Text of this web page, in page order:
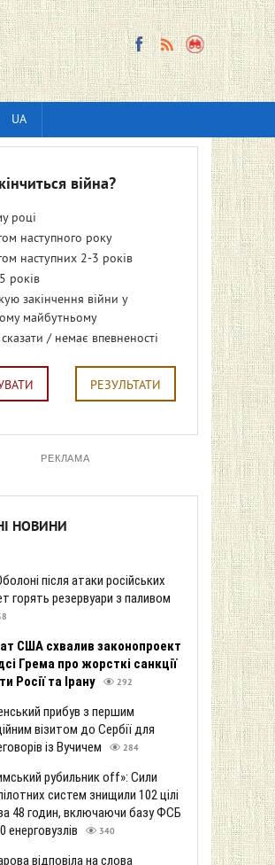
UA
війна?
році
наступного року
наступних 2-3 років
років
закінчення війни у
майбутньому
/ немає впевненості
РЕЗУЛЬТАТИ
РЕКЛАМА
НОВИНИ
після атаки російських
горять резервуари з паливом
США схвалив законопроект
Грема про жорсткі санкції
Росії та Ірану
292
прибув з першим
візитом до Сербії для
із Вучичем
284
рубильник off»: Сили
систем знищили 102 цілі
48 годин, включаючи базу ФСБ
енерговузлів
340
відповіла на слова